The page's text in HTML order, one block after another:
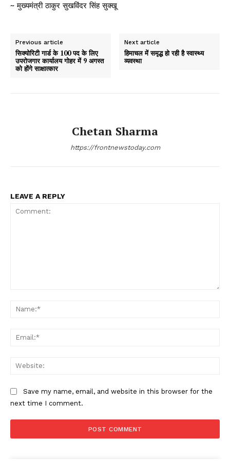
~मुख्यमंत्री ठाकुर सुखविंदर सिंह सुक्खू
Previous article
सिक्योरिटी गार्ड के 100 पद के लिए
उपरोजगार कार्यालय गोहर में 9 अगस्त
को होंगे साक्षात्कार
Next article
हिमाचल में समृद्ध हो रही है स्वास्थ्य
व्यवस्था
Chetan Sharma
https://frontnewstoday.com
LEAVE A REPLY
Save my name, email, and website in this browser for the
next time I comment.